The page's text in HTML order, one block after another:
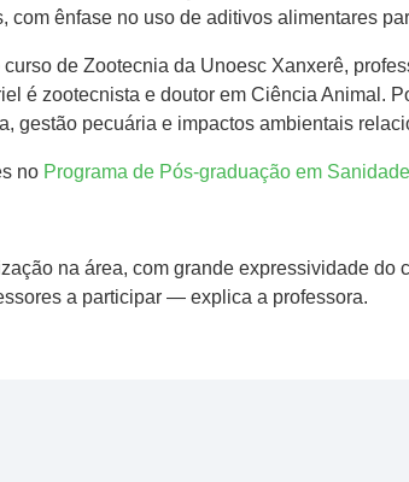
ênfase no uso de aditivos alimentares
de Zootecnia da Unoesc Xanxerê,
é zootecnista e doutor em Ciência Animal.
gestão pecuária e impactos ambientais
no Programa de Pós-graduação em
na área, com grande expressividade do
a participar — explica a professora.